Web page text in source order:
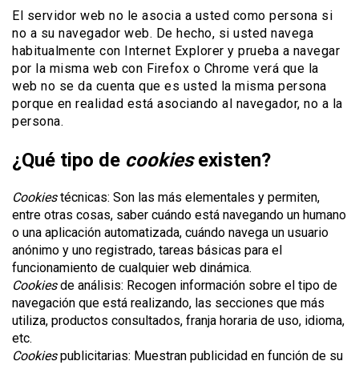
El servidor web no le asocia a usted como persona si
no a su navegador web. De hecho, si usted navega
habitualmente con Internet Explorer y prueba a navegar
por la misma web con Firefox o Chrome verá que la
web no se da cuenta que es usted la misma persona
porque en realidad está asociando al navegador, no a la
persona.
¿Qué tipo de cookiesexisten?
Cookiestécnicas: Son las más elementales y permiten,
entre otras cosas, saber cuándo está navegando un humano
o una aplicación automatizada, cuándo navega un usuario
anónimo y uno registrado, tareas básicas para el
funcionamiento de cualquier web dinámica.
Cookiesde análisis: Recogen información sobre el tipo de
navegación que está realizando, las secciones que más
utiliza, productos consultados, franja horaria de uso, idioma,
etc.
Cookiespublicitarias: Muestran publicidad en función de su